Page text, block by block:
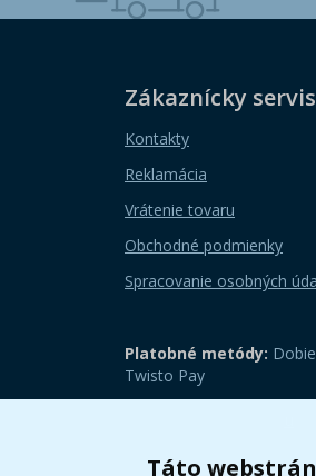
Táto
Zákaznícky servis
Kontakty
Reklamácia
Vrátenie tovaru
Obchodné podmienky
Spracovanie osobných
Platobné metódy:
Twisto Pay